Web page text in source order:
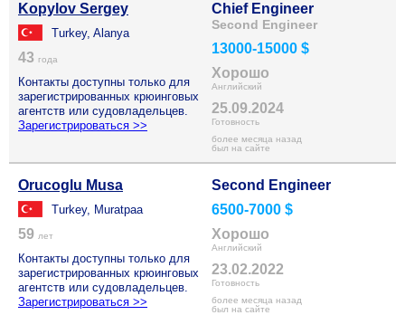
Kopylov Sergey
Turkey, Alanya
43 года
Контакты доступны только для
зарегистрированных крюинговых
агентств или судовладельцев.
Зарегистрироваться >>
Chief Engineer
Second Engineer
13000-15000 $
Хорошо
Английский
25.09.2024
Готовность
более месяца назад
был на сайте
Orucoglu Musa
Turkey, Muratpaa
59 лет
Контакты доступны только для
зарегистрированных крюинговых
агентств или судовладельцев.
Зарегистрироваться >>
Second Engineer
6500-7000 $
Хорошо
Английский
23.02.2022
Готовность
более месяца назад
был на сайте